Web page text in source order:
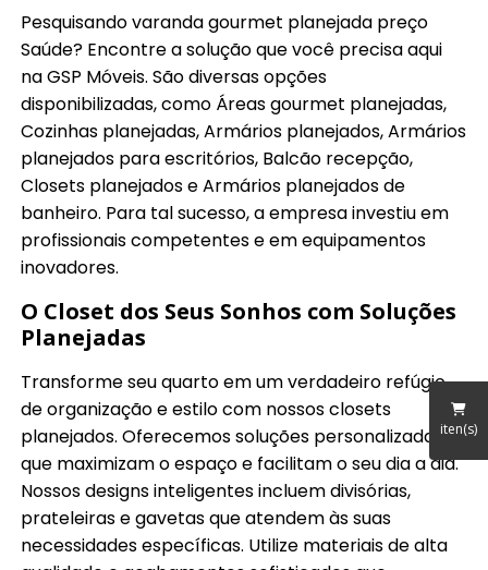
iten(s)
Pesquisando varanda gourmet planejada preço
Saúde? Encontre a solução que você precisa aqui
na GSP Móveis. São diversas opções
disponibilizadas, como Áreas gourmet planejadas,
Cozinhas planejadas, Armários planejados, Armários
planejados para escritórios, Balcão recepção,
Closets planejados e Armários planejados de
banheiro. Para tal sucesso, a empresa investiu em
profissionais competentes e em equipamentos
inovadores.
O Closet dos Seus Sonhos com Soluções
Planejadas
Transforme seu quarto em um verdadeiro refúgio
de organização e estilo com nossos closets
planejados. Oferecemos soluções personalizadas
que maximizam o espaço e facilitam o seu dia a dia.
Nossos designs inteligentes incluem divisórias,
prateleiras e gavetas que atendem às suas
necessidades específicas. Utilize materiais de alta